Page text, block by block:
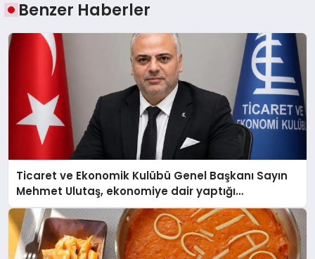
Benzer Haberler
Ticaret ve Ekonomik Kulübü Genel Başkanı Sayın
Mehmet Ulutaş, ekonomiye dair yaptığı
açıklamada şunları kaydetti: